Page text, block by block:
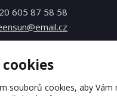
605 87 58 58
souborů cookies, aby Vám